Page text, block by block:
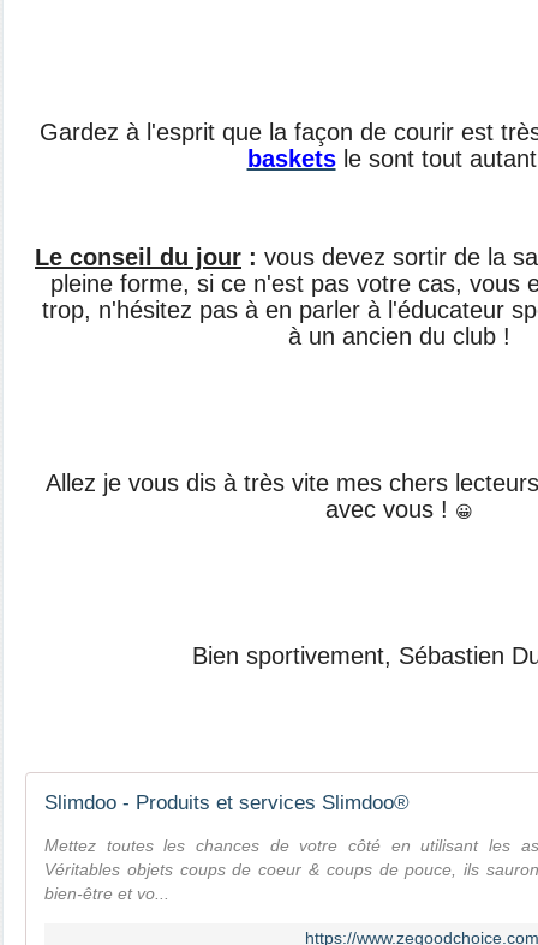
Gardez à l'esprit que la façon de courir est
basketsle sont tout
Le conseil du jour : vous devez sortir de la
pleine forme, si ce n'est pas votre cas, vous
trop, n'hésitez pas à en parler à l'éducateur
à un ancien du club !
Allez je vous dis à très vite mes chers
avec vous ! 😀
Bien sportivement, Sébastien
Slimdoo - Produits et services Slimdoo®
Mettez toutes les chances de votre côté en utilisant les
Véritables objets coups de coeur & coups de pouce, ils
bien-être et vo...
https://